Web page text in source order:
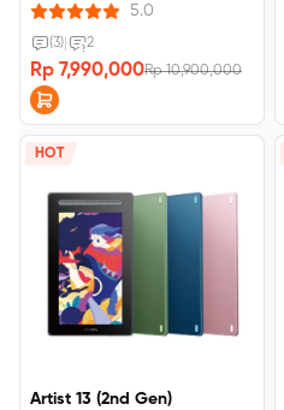
dudukan lipat bawaan
5.0
(3) 2
Rp 7,990,000Rp 10,900,000
HOT
Artist 13 (2nd Gen)